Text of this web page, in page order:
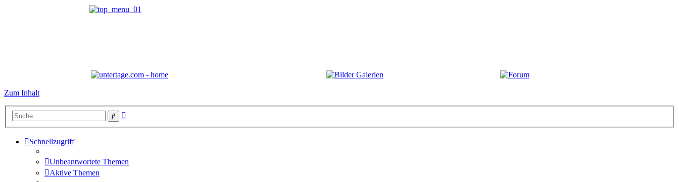
Zum Inhalt
Suche
Schnellzugriff
Unbeantwortete Themen
Aktive Themen